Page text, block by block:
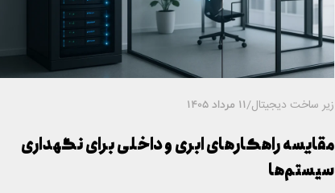
زیر ساخت دیجیتال/11 مرداد 1405
مقایسه راهکارهای ابری و داخلی برای نگهداری
سیستم‌ها